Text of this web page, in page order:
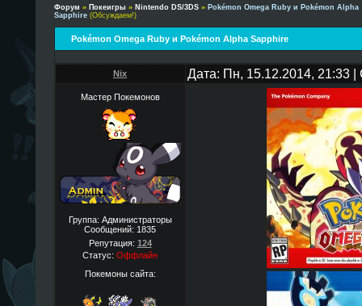
Форум » Покеигры » Nintendo DS/3DS » Pokémon Omega Ruby и Pokémon Alpha
Sapphire (Обсуждаем!)
Pokémon Omega Ruby и Pokémon Alpha Sapphire
Nix Дата: Пн, 15.12.2014, 21:33
Мастер Покемонов
Группа: Администраторы
Сообщений: 1835
Репутация: 124
Статус: Оффлайн
Покемоны сайта: